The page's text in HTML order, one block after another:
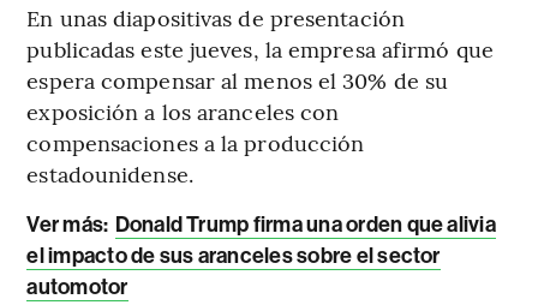
En unas diapositivas de presentación
publicadas este jueves, la empresa afirmó que
espera compensar al menos el 30% de su
exposición a los aranceles con
compensaciones a la producción
estadounidense.
Ver más: Donald Trump firma una orden que alivia
el impacto de sus aranceles sobre el sector
automotor